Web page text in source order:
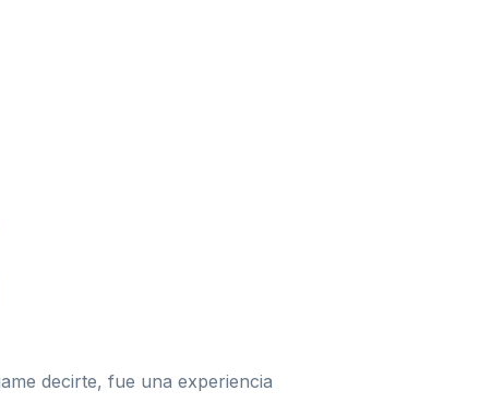
decirte, fue una experiencia